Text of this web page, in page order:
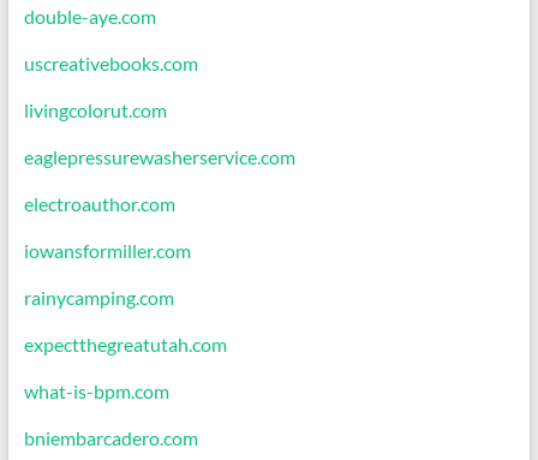
double-aye.com
uscreativebooks.com
livingcolorut.com
eaglepressurewasherservice.com
electroauthor.com
iowansformiller.com
rainycamping.com
expectthegreatutah.com
what-is-bpm.com
bniembarcadero.com